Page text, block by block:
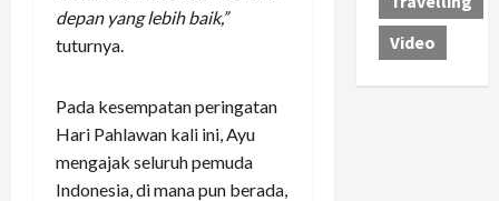
depan yang lebih baik,”
tuturnya.
Pada kesempatan peringatan
Hari Pahlawan kali ini, Ayu
mengajak seluruh pemuda
Indonesia, di mana pun berada,
Video